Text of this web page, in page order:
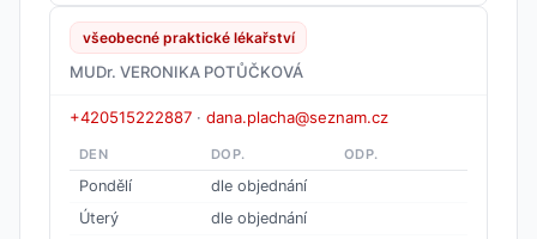
všeobecné praktické lékařství
MUDr. VERONIKA POTŮČKOVÁ
+420515222887 · dana.placha@seznam.cz
DEN DOP. ODP.
Pondělí
dle objednání
Úterý
dle objednání